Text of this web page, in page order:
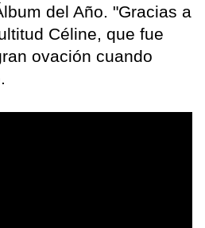
del Año. "Gracias a
Céline, que fue
ovación cuando